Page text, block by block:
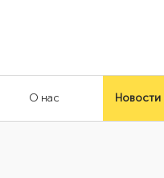
О нас Новости